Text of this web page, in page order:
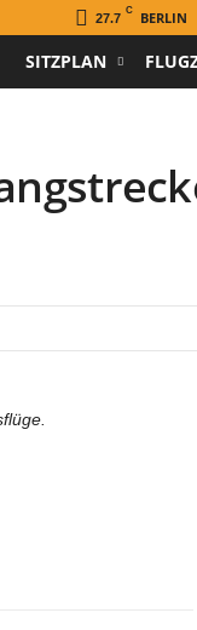
27.7
C BERLIN
SITZPLAN